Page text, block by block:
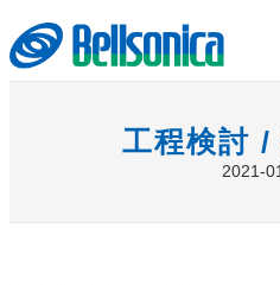
容
を
ス
工程検討 /
2021-